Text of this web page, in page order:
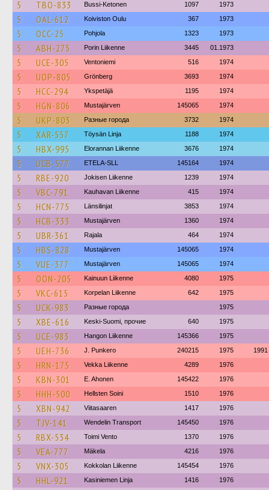
5 TBO-833 Bussi-Ketonen 1097 1973
5 OAL-612 Koiviston Oulu 367 1973
5 OCC-25 Pohjola 1323 1973
5 ABH-275 Porin Liikenne 3445 01.1973
5 UCE-305 Ventoniemi 516 1974
5 UOP-805 Grönberg 3693 1974
5 HCC-294 Ykspetäjä 1195 1974
5 HGN-806 Mustajärven 145065 1974
5 UKP-803 Разные города 3732 1974
5 XAR-557 Töysän Linja 1188 1974
5 HBX-995 Elorannan Liikenne 3676 1974
5 UCB-577 ETELA-SLL 145164 1974
5 RBE-920 Jokisen Liikenne 1239 1974
5 VBC-791 Kauhavan Liikenne 415 1974
5 HCN-775 Länsilinjat 3853 1974
5 HCB-333 Mustajärven 1360 1974
5 UBR-361 Rajala 464 1974
5 HBS-828 Mustajärven 145065 1974
5 VUE-377 Mustajärven 145065 1974
5 OON-205 Kainuun Liikenne 4080 1975
5 VKC-615 Korpelan Liikenne 642 1975
5 UCK-983 Разные города 1975
5 XBE-616 Keski-Suomi, прочие 640 1975
5 UCE-983 Hangon Liikenne 145366 1975
5 UEH-736 J. Punkero 240215 1975 1991
5 HRN-175 Vekka Liikenne 4289 1976
5 KBN-301 E. Ahonen 145422 1976
5 HHH-500 Hellsten Soini 1510 1976
5 XBN-942 Viitasaaren 1417 1976
5 TJV-141 Wendelin Transport 145450 1976
5 RBX-534 Toimi Vento 1370 1976
5 VEA-777 Mäkela 4216 1976
5 VNX-305 Kokkolan Liikenne 145454 1976
5 HHL-921 Kasiniemen Linja 1416 1976